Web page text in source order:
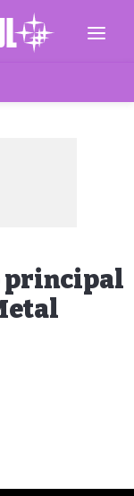
principal